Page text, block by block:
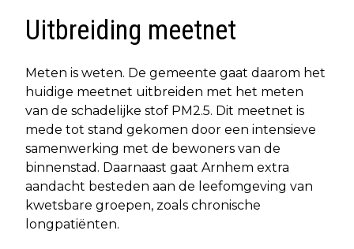
Uitbreiding meetnet
Meten is weten. De gemeente gaat daarom het
huidige meetnet uitbreiden met het meten
van de schadelijke stof PM2.5. Dit meetnet is
mede tot stand gekomen door een intensieve
samenwerking met de bewoners van de
binnenstad. Daarnaast gaat Arnhem extra
aandacht besteden aan de leefomgeving van
kwetsbare groepen, zoals chronische
longpatiënten.